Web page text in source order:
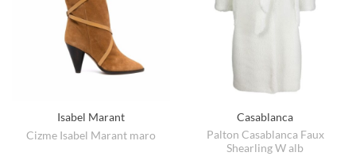
Isabel Marant
Cizme Isabel Marant maro
Casablanca
Palton Casablanca Faux
Shearling W alb